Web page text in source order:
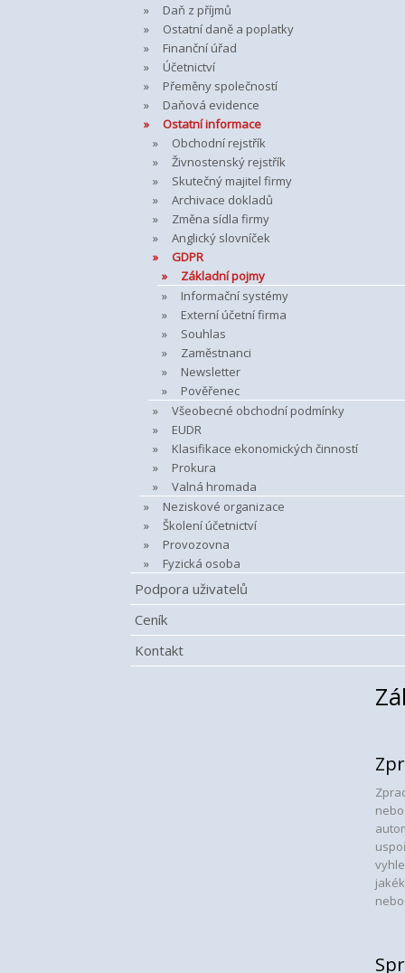
Daň z příjmů
Ostatní daně a poplatky
Finanční úřad
Účetnictví
Přeměny společností
Daňová evidence
Ostatní informace
Obchodní rejstřík
Živnostenský rejstřík
Skutečný majitel firmy
Archivace dokladů
Změna sídla firmy
Anglický slovníček
GDPR
Základní pojmy
Informační systémy
Externí účetní firma
Souhlas
Zaměstnanci
Newsletter
Pověřenec
Všeobecné obchodní podmínky
EUDR
Klasifikace ekonomických činností
Prokura
Valná hromada
Neziskové organizace
Školení účetnictví
Provozovna
Fyzická osoba
Podpora uživatelů
Ceník
Kontakt